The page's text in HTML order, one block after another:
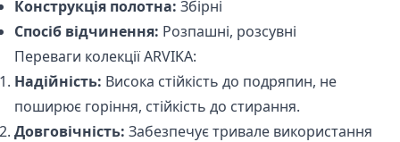
Конструкція полотна: Збірні
Спосіб відчинення: Розпашні, розсувні
Переваги колекції ARVIKA:
Надійність: Висока стійкість до подряпин, не
поширює горіння, стійкість до стирання.
Довговічність: Забезпечує тривале використання